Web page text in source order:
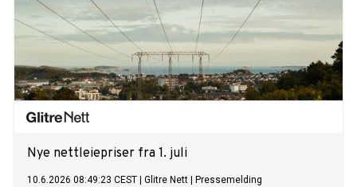
Nye nettleiepriser fra 1. juli
10.6.2026 08:49:23 CEST Glitre Nett Pressemelding